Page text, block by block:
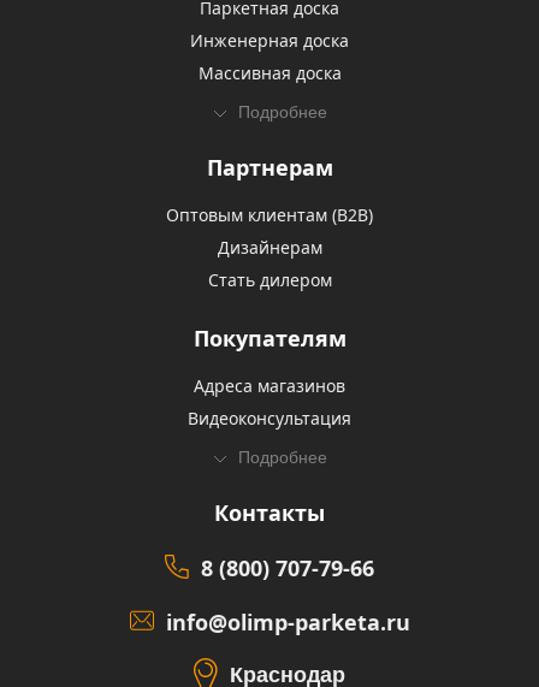
Паркетная доска
Инженерная доска
Массивная доска
Подробнее
Партнерам
Оптовым клиентам (В2В)
Дизайнерам
Стать дилером
Покупателям
Адреса магазинов
Видеоконсультация
Подробнее
Контакты
8 (800) 707-79-66
info@olimp-parketa.ru
Краснодар